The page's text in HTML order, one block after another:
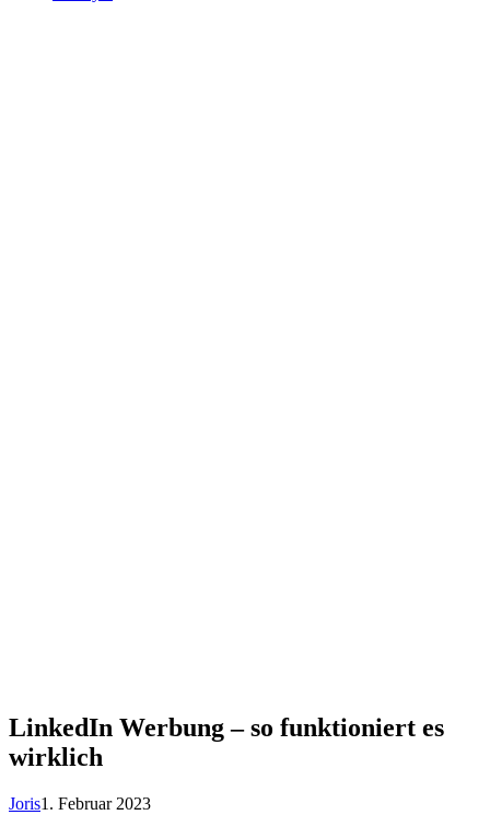
LinkedIn Werbung – so funktioniert es
wirklich
Joris1. Februar 2023